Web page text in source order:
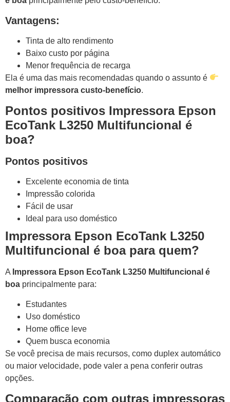
Vantagens:
Tinta de alto rendimento
Baixo custo por página
Menor frequência de recarga
Ela é uma das mais recomendadas quando o assunto é
melhor impressora custo-benefício.
Pontos positivos Impressora Epson
EcoTank L3250 Multifuncional é
boa?
Pontos positivos
Excelente economia de tinta
Impressão colorida
Fácil de usar
Ideal para uso doméstico
Impressora Epson EcoTank L3250
Multifuncional é boa para quem?
A Impressora Epson EcoTank L3250 Multifuncional é
boa principalmente para:
Estudantes
Uso doméstico
Home office leve
Quem busca economia
Se você precisa de mais recursos, como duplex automático
ou maior velocidade, pode valer a pena conferir outras
opções.
Comparação com outras impressoras